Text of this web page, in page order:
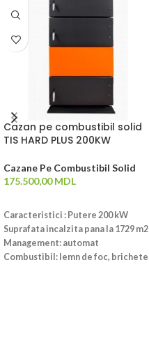
Cazan pe combustibil solid
TIS HARD PLUS 200KW
Cazane Pe Combustibil Solid
175.500,00MDL
Caracteristici : Putere 200 kW
Suprafata incalzita pana la 1729 m2
Management: automat
Combustibil: lemn de foc, brichete